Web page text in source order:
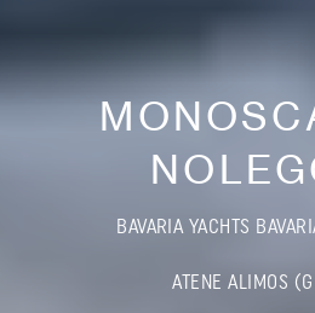
BAVARIA YACHTS
ATENE ALIMOS